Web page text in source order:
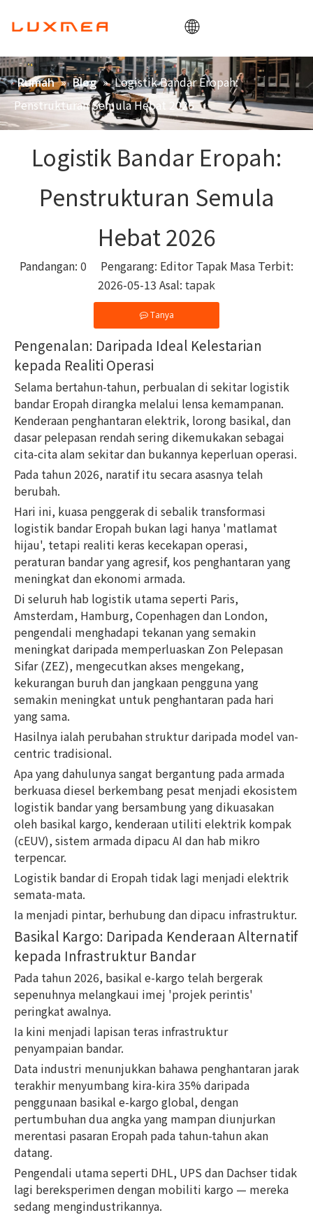
Rumah
Syarikat
Basikal kargo
Utiliti
ODM/OEM
Rumah » Blog » Logistik Bandar Eropah:
Penstrukturan Semula Hebat 2026
Logistik Bandar Eropah:
Penstrukturan Semula
Hebat 2026
Pandangan: 0 Pengarang: Editor Tapak Masa Terbit:
2026-05-13 Asal: tapak
Tanya
Pengenalan: Daripada Ideal Kelestarian
kepada Realiti Operasi
Selama bertahun-tahun, perbualan di sekitar logistik
bandar Eropah dirangka melalui lensa kemampanan.
Kenderaan penghantaran elektrik, lorong basikal, dan
dasar pelepasan rendah sering dikemukakan sebagai
cita-cita alam sekitar dan bukannya keperluan operasi.
Pada tahun 2026, naratif itu secara asasnya telah
berubah.
Hari ini, kuasa penggerak di sebalik transformasi
logistik bandar Eropah bukan lagi hanya 'matlamat
hijau', tetapi realiti keras kecekapan operasi,
peraturan bandar yang agresif, kos penghantaran yang
meningkat dan ekonomi armada.
Di seluruh hab logistik utama seperti Paris,
Amsterdam, Hamburg, Copenhagen dan London,
pengendali menghadapi tekanan yang semakin
meningkat daripada memperluaskan Zon Pelepasan
Sifar (ZEZ), mengecutkan akses mengekang,
kekurangan buruh dan jangkaan pengguna yang
semakin meningkat untuk penghantaran pada hari
yang sama.
Hasilnya ialah perubahan struktur daripada model van-
centric tradisional.
Apa yang dahulunya sangat bergantung pada armada
berkuasa diesel berkembang pesat menjadi ekosistem
logistik bandar yang bersambung yang dikuasakan
oleh basikal kargo, kenderaan utiliti elektrik kompak
(cEUV), sistem armada dipacu AI dan hab mikro
terpencar.
Logistik bandar di Eropah tidak lagi menjadi elektrik
semata-mata.
Ia menjadi pintar, berhubung dan dipacu infrastruktur.
Basikal Kargo: Daripada Kenderaan Alternatif
kepada Infrastruktur Bandar
Pada tahun 2026, basikal e-kargo telah bergerak
sepenuhnya melangkaui imej 'projek perintis'
peringkat awalnya.
Ia kini menjadi lapisan teras infrastruktur
penyampaian bandar.
Data industri menunjukkan bahawa penghantaran jarak
terakhir menyumbang kira-kira 35% daripada
penggunaan basikal e-kargo global, dengan
pertumbuhan dua angka yang mampan diunjurkan
merentasi pasaran Eropah pada tahun-tahun akan
datang.
Pengendali utama seperti DHL, UPS dan Dachser tidak
lagi bereksperimen dengan mobiliti kargo — mereka
sedang mengindustrikannya.